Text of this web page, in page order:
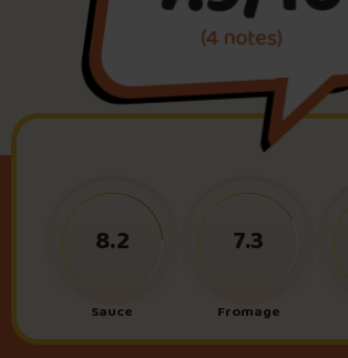
Foire aux
Me connecter
(4 notes)
Sauce
8.2
Fromage
7.3